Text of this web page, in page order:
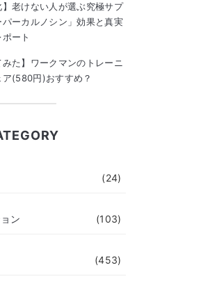
】老けない人が選ぶ究極サプ
パーカルノシン」効果と真実
ポート
みた】ワークマンのトレーニ
ア(580円)おすすめ？
(24)
ン (103)
(453)